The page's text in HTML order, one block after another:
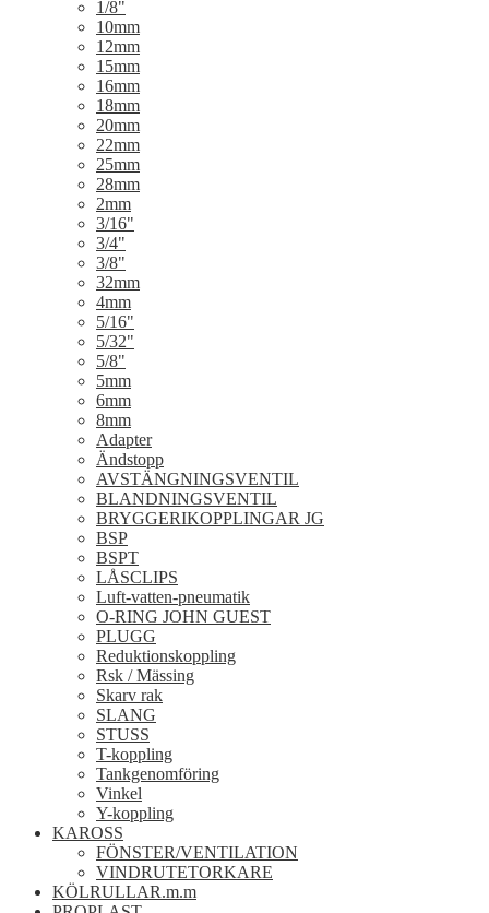
1/8"
10mm
12mm
15mm
16mm
18mm
20mm
22mm
25mm
28mm
2mm
3/16"
3/4"
3/8"
32mm
4mm
5/16"
5/32"
5/8"
5mm
6mm
8mm
Adapter
Ändstopp
AVSTÄNGNINGSVENTIL
BLANDNINGSVENTIL
BRYGGERIKOPPLINGAR JG
BSP
BSPT
LÅSCLIPS
Luft-vatten-pneumatik
O-RING JOHN GUEST
PLUGG
Reduktionskoppling
Rsk / Mässing
Skarv rak
SLANG
STUSS
T-koppling
Tankgenomföring
Vinkel
Y-koppling
KAROSS
FÖNSTER/VENTILATION
VINDRUTETORKARE
KÖLRULLAR.m.m